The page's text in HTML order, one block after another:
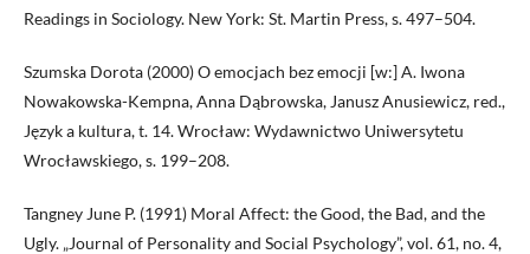
Readings in Sociology. New York: St. Martin Press, s. 497–504.
Szumska Dorota (2000) O emocjach bez emocji [w:] A. Iwona
Nowakowska-Kempna, Anna Dąbrowska, Janusz Anusiewicz, red.,
Język a kultura, t. 14. Wrocław: Wydawnictwo Uniwersytetu
Wrocławskiego, s. 199–208.
Tangney June P. (1991) Moral Affect: the Good, the Bad, and the
Ugly. „Journal of Personality and Social Psychology”, vol. 61, no. 4,